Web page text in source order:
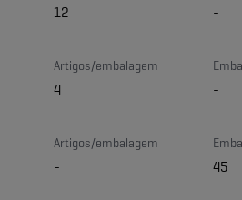
12 -
Artigos/embalagem
4 -
Artigos/embalagem
- 45